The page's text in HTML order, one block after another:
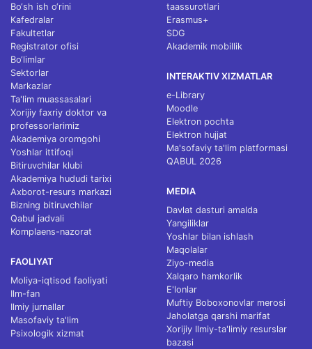
Bo‘sh ish o‘rini
Kafedralar
Fakultetlar
Registrator ofisi
Bo‘limlar
Sektorlar
Markazlar
Ta'lim muassasalari
Xorijiy faxriy doktor va
professorlarimiz
Akademiya oromgohi
Yoshlar ittifoqi
Bitiruvchilar klubi
Akademiya hududi tarixi
Axborot-resurs markazi
Bizning bitiruvchilar
Qabul jadvali
Komplaens-nazorat
FAOLIYAT
Moliya-iqtisod faoliyati
Ilm-fan
Ilmiy jurnallar
Masofaviy ta'lim
Psixologik xizmat
taassurotlari
Erasmus+
SDG
Akademik mobillik
INTERAKTIV XIZMATLAR
e-Library
Moodle
Elektron pochta
Elektron hujjat
Ma'sofaviy ta'lim platformasi
QABUL 2026
MEDIA
Davlat dasturi amalda
Yangiliklar
Yoshlar bilan ishlash
Maqolalar
Ziyo-media
Xalqaro hamkorlik
E'lonlar
Muftiy Boboxonovlar merosi
Jaholatga qarshi marifat
Xorijiy Ilmiy-ta'limiy resurslar
bazasi